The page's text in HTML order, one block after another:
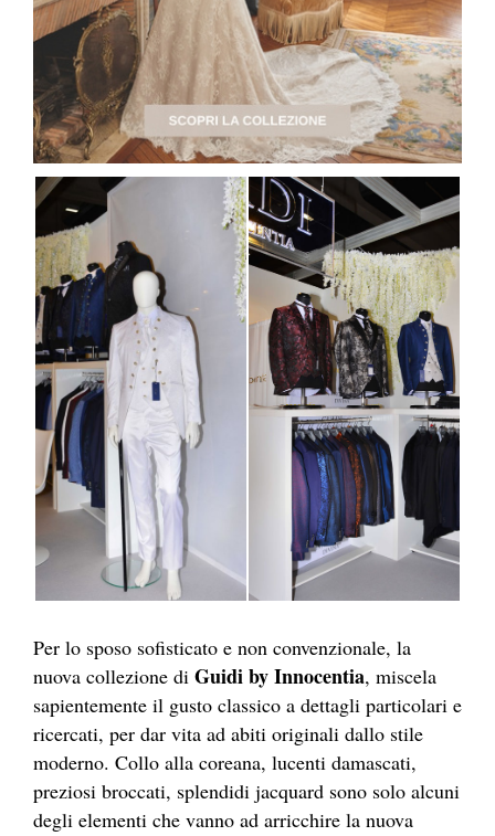
Per lo sposo sofisticato e non convenzionale, la
nuova collezione di Guidi by Innocentia, miscela
sapientemente il gusto classico a dettagli particolari e
ricercati, per dar vita ad abiti originali dallo stile
moderno. Collo alla coreana, lucenti damascati,
preziosi broccati, splendidi jacquard sono solo alcuni
degli elementi che vanno ad arricchire la nuova